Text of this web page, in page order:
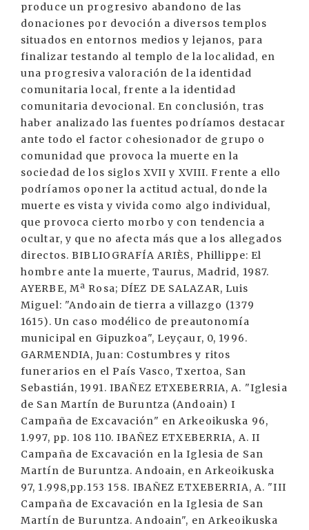
produce un progresivo abandono de las
donaciones por devoción a diversos templos
situados en entornos medios y lejanos, para
finalizar testando al templo de la localidad, en
una progresiva valoración de la identidad
comunitaria local, frente a la identidad
comunitaria devocional. En conclusión, tras
haber analizado las fuentes podríamos destacar
ante todo el factor cohesionador de grupo o
comunidad que provoca la muerte en la
sociedad de los siglos XVII y XVIII. Frente a ello
podríamos oponer la actitud actual, donde la
muerte es vista y vivida como algo individual,
que provoca cierto morbo y con tendencia a
ocultar, y que no afecta más que a los allegados
directos. BIBLIOGRAFÍA ARIÈS, Phillippe: El
hombre ante la muerte, Taurus, Madrid, 1987.
AYERBE, Mª Rosa; DÍEZ DE SALAZAR, Luis
Miguel: "Andoain de tierra a villazgo (1379
1615). Un caso modélico de preautonomía
municipal en Gipuzkoa", Leyçaur, 0, 1996.
GARMENDIA, Juan: Costumbres y ritos
funerarios en el País Vasco, Txertoa, San
Sebastián, 1991. IBAÑEZ ETXEBERRIA, A. "Iglesia
de San Martín de Buruntza (Andoain) I
Campaña de Excavación" en Arkeoikuska 96,
1.997, pp. 108 110. IBAÑEZ ETXEBERRIA, A. II
Campaña de Excavación en la Iglesia de San
Martín de Buruntza. Andoain, en Arkeoikuska
97, 1.998,pp.153 158. IBAÑEZ ETXEBERRIA, A. "III
Campaña de Excavación en la Iglesia de San
Martín de Buruntza. Andoain", en Arkeoikuska